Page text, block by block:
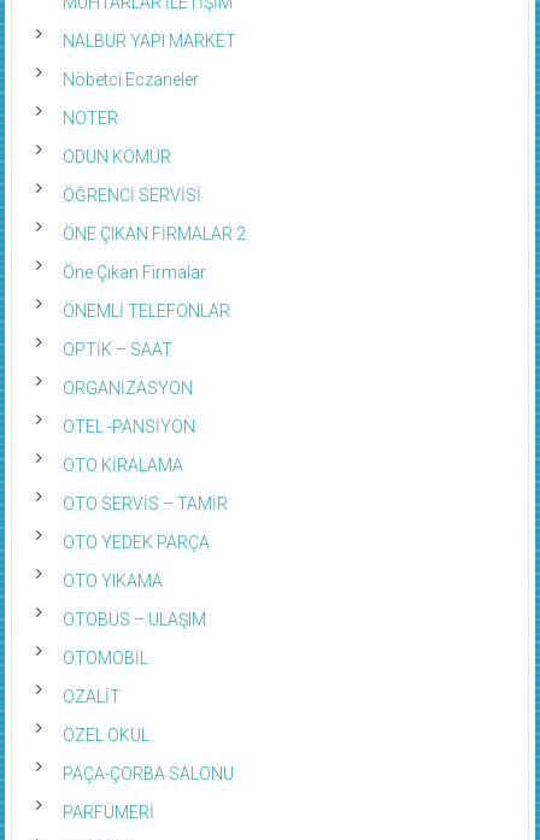
NALBUR YAPI MARKET
Nöbetci Eczaneler
NOTER
ODUN KÖMÜR
ÖĞRENCİ SERVİSİ
ÖNE ÇIKAN FİRMALAR 2
Öne Çıkan Firmalar
ÖNEMLİ TELEFONLAR
OPTİK – SAAT
ORGANİZASYON
OTEL -PANSİYON
OTO KİRALAMA
OTO SERVİS – TAMİR
OTO YEDEK PARÇA
OTO YIKAMA
OTOBÜS – ULAŞIM
OTOMOBİL
OZALİT
ÖZEL OKUL
PAÇA-ÇORBA SALONU
PARFÜMERİ